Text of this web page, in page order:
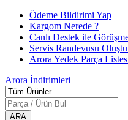
Ödeme Bildirimi Yap
Kargom Nerede ?
Canlı Destek ile
Servis Randevusu
Arora Yedek Parça
Arora İndirimleri